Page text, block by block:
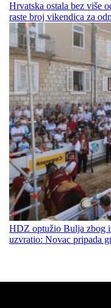
Hrvatska ostala bez više
raste broj vikendica za
HDZ optužio Bulja zbog
uzvratio: Novac pripada